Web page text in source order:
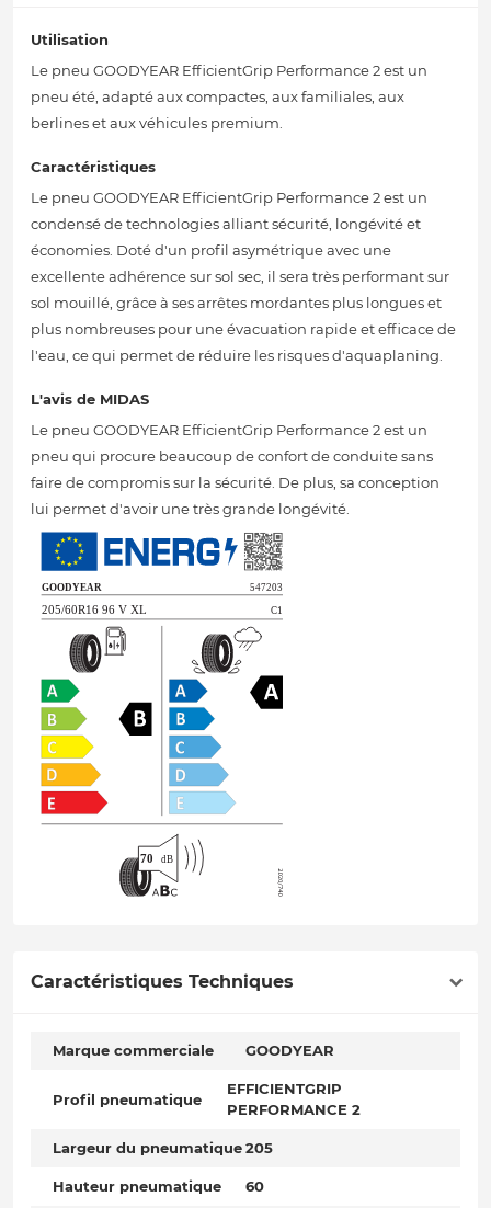
Utilisation
Le pneu GOODYEAR EfficientGrip Performance 2 est un
pneu été, adapté aux compactes, aux familiales, aux
berlines et aux véhicules premium.
Caractéristiques
Le pneu GOODYEAR EfficientGrip Performance 2 est un
condensé de technologies alliant sécurité, longévité et
économies. Doté d'un profil asymétrique avec une
excellente adhérence sur sol sec, il sera très performant sur
sol mouillé, grâce à ses arrêtes mordantes plus longues et
plus nombreuses pour une évacuation rapide et efficace de
l'eau, ce qui permet de réduire les risques d'aquaplaning.
L'avis de MIDAS
Le pneu GOODYEAR EfficientGrip Performance 2 est un
pneu qui procure beaucoup de confort de conduite sans
faire de compromis sur la sécurité. De plus, sa conception
lui permet d'avoir une très grande longévité.
Caractéristiques Techniques
Marque commerciale GOODYEAR
Profil pneumatique
EFFICIENTGRIP
PERFORMANCE 2
Largeur du pneumatique205
Hauteur pneumatique 60